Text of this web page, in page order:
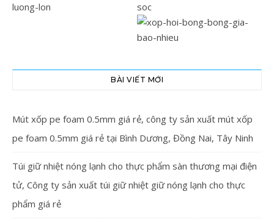
BÀI VIẾT MỚI
Mút xốp pe foam 0.5mm giá rẻ, công ty sản xuất mút xốp
pe foam 0.5mm giá rẻ tại Bình Dương, Đồng Nai, Tây Ninh
Túi giữ nhiệt nóng lạnh cho thực phẩm sàn thương mại điện
tử, Công ty sản xuất túi giữ nhiệt giữ nóng lạnh cho thực
phẩm giá rẻ